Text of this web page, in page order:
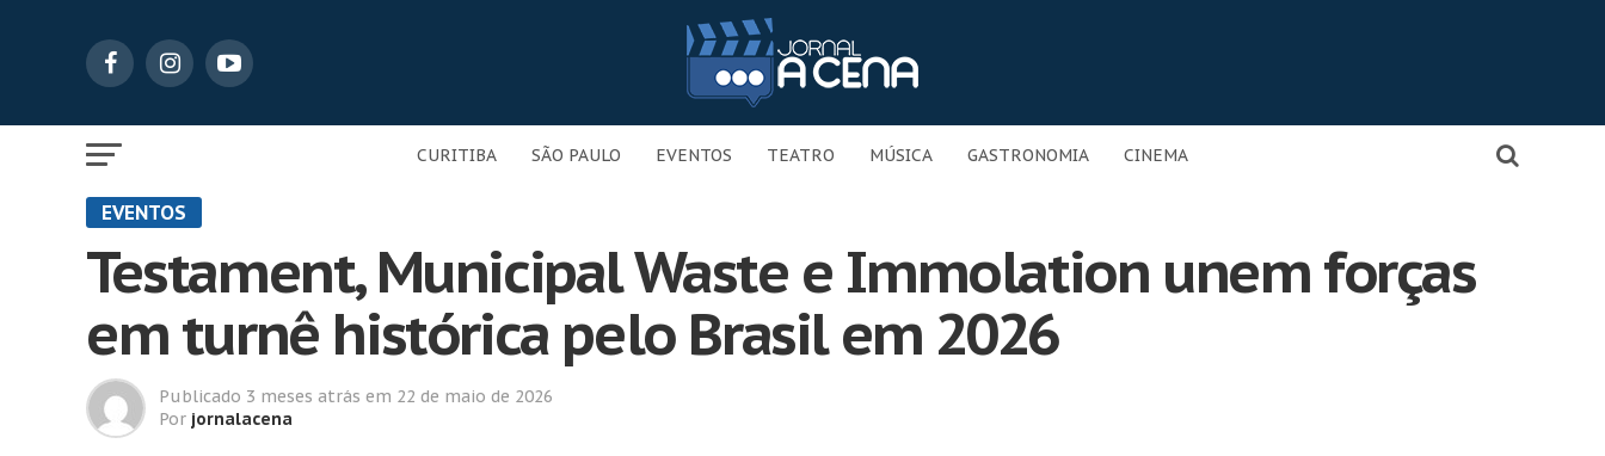
CURITIBA SÃO PAULO EVENTOS TEATRO MÚSICA GASTRONOMIA CINEMA
EVENTOS
Testament, Municipal Waste e Immolation unem forças
em turnê histórica pelo Brasil em 2026
Publicado 3 meses atrás em 22 de maio de 2026
Por jornalacena